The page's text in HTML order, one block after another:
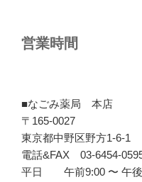
営業時間
■なごみ薬局 本店
〒165-0027
東京都中野区野方1-6-1
電話&FAX 03-6454-
平日 午前9:00 〜 午後